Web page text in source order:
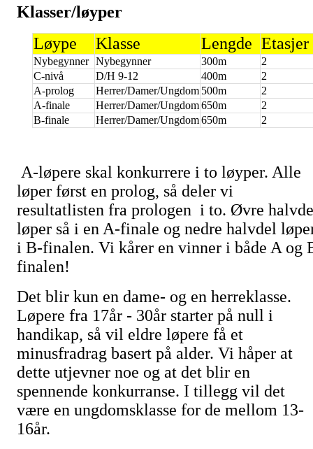
Klasser/løyper
Løype
Klasse Lengde Etasjer
Nybegynner Nybegynner 300m
2
C-nivå
D/H 9-12 400m
2
A-prolog
Herrer/Damer/Ungdom 500m
2
A-finale
Herrer/Damer/Ungdom 650m
2
B-finale
Herrer/Damer/Ungdom 650m 2
A-løpere skal konkurrere i to løyper. Alle
løper først en prolog, så deler vi
resultatlisten fra prologen i to. Øvre
løper så i en A-finale og nedre halvdel
i B-finalen. Vi kårer en vinner i både A og
finalen!
Det blir kun en dame- og en herreklasse.
Løpere fra 17år - 30år starter på null i
handikap, så vil eldre løpere få et
minusfradrag basert på alder. Vi håper at
dette utjevner noe og at det blir en
spennende konkurranse. I tillegg vil det
være en ungdomsklasse for de mellom 13-
16år.